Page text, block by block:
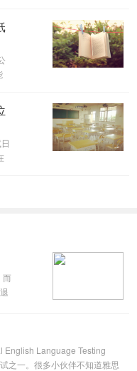
而
English Language Testing
之一。很多小伙伴不知道雅思